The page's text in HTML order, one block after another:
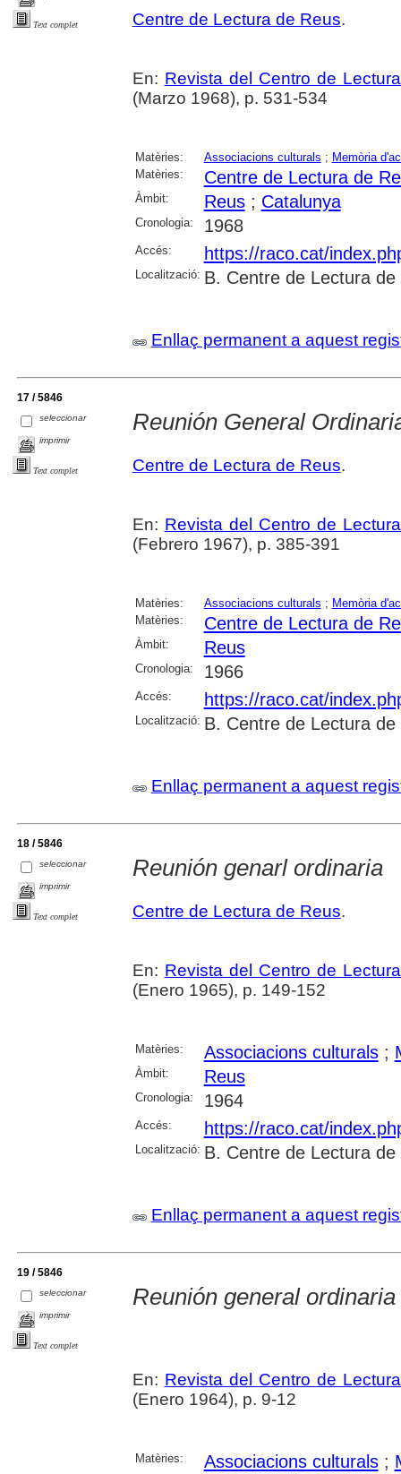
Text complet Centre de Lectura de Reus.
En: Revista del Centro de
(Marzo 1968), p. 531-534
Matèries: Associacions culturals ; Memòria
Matèries:
Centre de Lectura de
Àmbit: Reus; Catalunya
Cronologia: 1968
Accés: https://raco.cat/
Localització: B. Centre de Lectura de
Enllaç permanent a aquest
17 / 5846
seleccionar
imprimir
Text complet
Reunión General
Centre de Lectura de Reus.
En: Revista del Centro de
(Febrero 1967), p. 385-391
Matèries: Associacions culturals ; Memòria
Matèries:
Centre de Lectura de
Àmbit: Reus
Cronologia: 1966
Accés: https://raco.cat/
Localització: B. Centre de Lectura de
Enllaç permanent a aquest
18 / 5846
seleccionar
imprimir
Text complet
Reunión genarl ordinaria
Centre de Lectura de Reus.
En: Revista del Centro de
(Enero 1965), p. 149-152
Matèries: Associacions culturals;
Àmbit: Reus
Cronologia: 1964
Accés: https://raco.cat/
Localització: B. Centre de Lectura de
Enllaç permanent a aquest
19 / 5846
seleccionar
imprimir
Text complet
Reunión general ordinaria
En: Revista del Centro de
(Enero 1964), p. 9-12
Matèries: Associacions culturals;